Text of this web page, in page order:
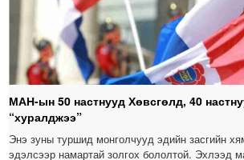
МАН-ын 50 настнууд Хөвсгөлд, 40
“хуралджээ”
Энэ зуны туршид монголчууд эдийн засгийн
эдэлсээр намартай золгох бололтой. Эхлээд